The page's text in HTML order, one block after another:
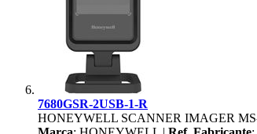
7680GSR-2USB-1-R
HONEYWELL SCANNER IMAGER